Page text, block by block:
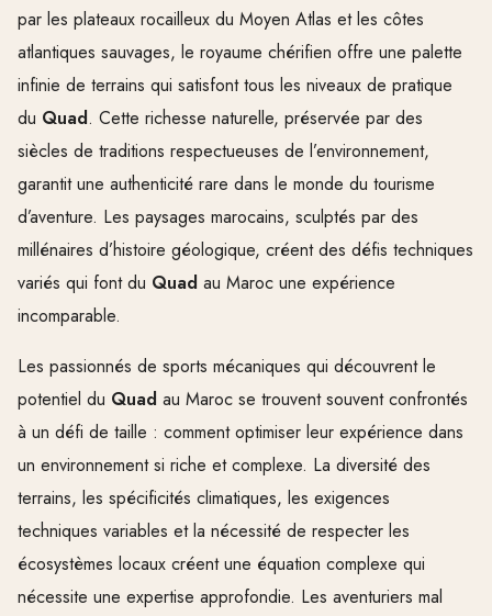
par les plateaux rocailleux du Moyen Atlas et les côtes
atlantiques sauvages, le royaume chérifien offre une palette
infinie de terrains qui satisfont tous les niveaux de pratique
du Quad. Cette richesse naturelle, préservée par des
siècles de traditions respectueuses de l’environnement,
garantit une authenticité rare dans le monde du tourisme
d’aventure. Les paysages marocains, sculptés par des
millénaires d’histoire géologique, créent des défis techniques
variés qui font du Quad au Maroc une expérience
incomparable.
Les passionnés de sports mécaniques qui découvrent le
potentiel du Quad au Maroc se trouvent souvent confrontés
à un défi de taille : comment optimiser leur expérience dans
un environnement si riche et complexe. La diversité des
terrains, les spécificités climatiques, les exigences
techniques variables et la nécessité de respecter les
écosystèmes locaux créent une équation complexe qui
nécessite une expertise approfondie. Les aventuriers mal